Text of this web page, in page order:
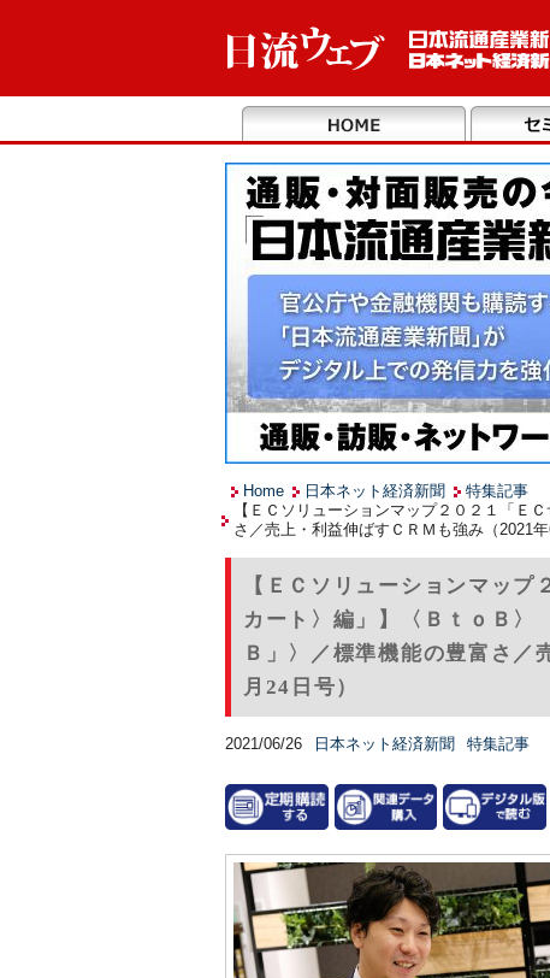
Home 日本ネット経済新聞
特集記事
【ＥＣソリューションマップ２０２１「Ｅ
さ／売上・利益伸ばすＣＲＭも強み（2021年
【ＥＣソリューションマッ
カート〉編」】〈ＢｔｏＢ
Ｂ」〉／標準機能の豊富さ／
月24日号）
2021/06/26 日本ネット経済新聞 特集記事